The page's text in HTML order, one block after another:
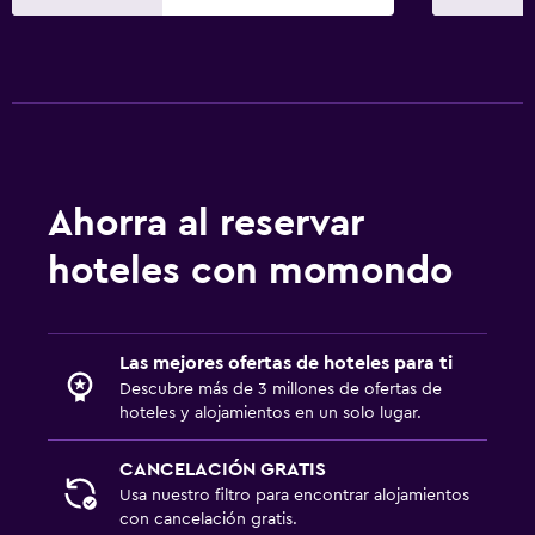
Ahorra al reservar
hoteles con momondo
Las mejores ofertas de hoteles para ti
Descubre más de 3 millones de ofertas de
hoteles y alojamientos en un solo lugar.
CANCELACIÓN GRATIS
Usa nuestro filtro para encontrar alojamientos
con cancelación gratis.